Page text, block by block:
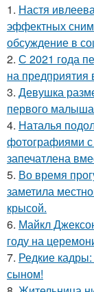
1. Настя
эффектных
обсуждение в
2. С 2021 года
на предприятия
3. Девушка
первого
4. Наталья
фотографиями с
запечатлена
5. Во время
заметила
крысой.
6. Майкл
году на
7. Редкие
сыном!